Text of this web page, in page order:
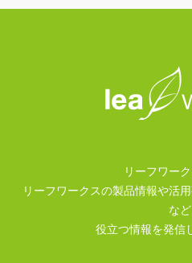
リーフワー
リーフワークスの製品情報や活
など
役立つ情報を発信